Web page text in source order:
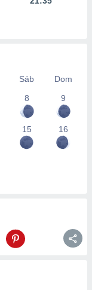
Sáb
Dom
8 9
15 16